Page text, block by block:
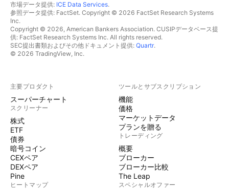
市場データ提供: ICE Data Services.
参照データ提供: FactSet. Copyright © 2026 FactSet Research Systems
Inc.
Copyright © 2026, American Bankers Association. CUSIPデータベース提
供: FactSet Research Systems Inc. All rights reserved.
SEC提出書類およびその他ドキュメント提供: Quartr.
© 2026 TradingView, Inc.
主要プロダクト
スーパーチャート
スクリーナー
株式
ETF
債券
暗号コイン
CEXペア
DEXペア
Pine
ヒートマップ
ツールとサブスクリプション
機能
価格
マーケットデータ
プランを贈る
トレーディング
概要
ブローカー
ブローカー比較
The Leap
スペシャルオファー